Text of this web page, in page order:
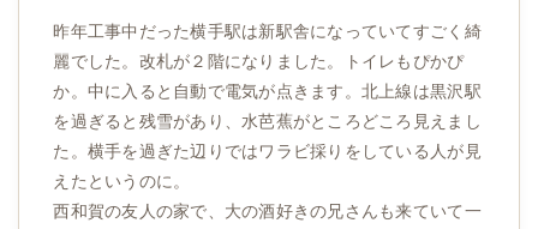
昨年工事中だった横手駅は新駅舎になっていてすごく綺
麗でした。改札が２階になりました。トイレもぴかぴ
か。中に入ると自動で電気が点きます。北上線は黒沢駅
を過ぎると残雪があり、水芭蕉がところどころ見えまし
た。横手を過ぎた辺りではワラビ採りをしている人が見
えたというのに。
西和賀の友人の家で、大の酒好きの兄さんも来ていて一